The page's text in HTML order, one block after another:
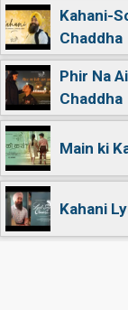
Kahani-
Chaddha
Phir Na
Chaddha
Main ki
Kahani